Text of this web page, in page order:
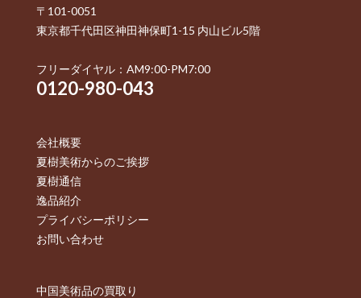
〒101-0051
東京都千代田区神田神保町1-15 内山ビル5階
フリーダイヤル：AM9:00-PM7:00
0120-980-043
会社概要
夏樹美術からのご挨拶
夏樹通信
逸品紹介
プライバシーポリシー
お問い合わせ
中国美術品の買取り